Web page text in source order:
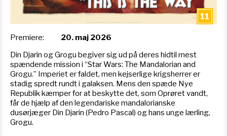
Premiere:
20. maj 2026
Din Djarin og Grogu begiver sig ud på deres hidtil mest
spændende mission i “Star Wars: The Mandalorian and
Grogu.” Imperiet er faldet, men kejserlige krigsherrer er
stadig spredt rundt i galaksen. Mens den spæde Nye
Republik kæmper for at beskytte det, som Oprøret vandt,
får de hjælp af den legendariske mandalorianske
dusørjæger Din Djarin (Pedro Pascal) og hans unge lærling,
Grogu.